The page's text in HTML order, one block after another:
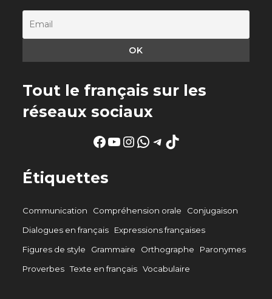
Tout le français sur les
réseaux sociaux
Facebook
YouTube
Instagram
WhatsApp
Telegram
TikTok
Étiquettes
Communication Compréhension orale
Conjugaison
Dialogues en français
Expressions françaises
Figures de style
Grammaire Orthographe
Paronymes
Proverbes Texte en français Vocabulaire